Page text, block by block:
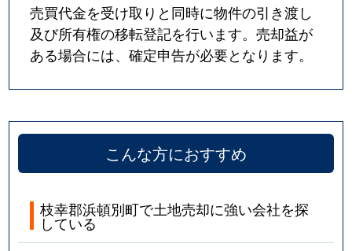
売買代金を受け取りと同時に物件の引き渡し
及び所有権の移転登記を行います。売却益が
ある場合には、確定申告が必要となります。
こんな方におすすめ
枝幸郡浜頓別町で土地売却に強い会社を探
している